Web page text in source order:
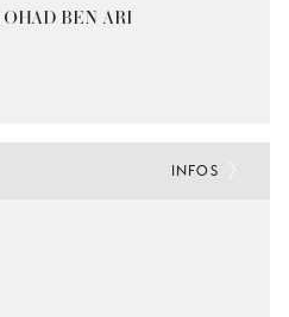
BEN-ARI
INFOS